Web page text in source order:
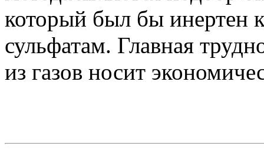
который был бы инертен
сульфатам. Главная
из газов носит